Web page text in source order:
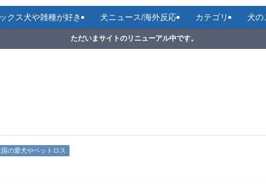
クス犬や雑種が好き 犬ニュース/海外反応 カテゴリ 犬の
ただいまサイトのリニューアル中です。
国の愛犬やペットロス